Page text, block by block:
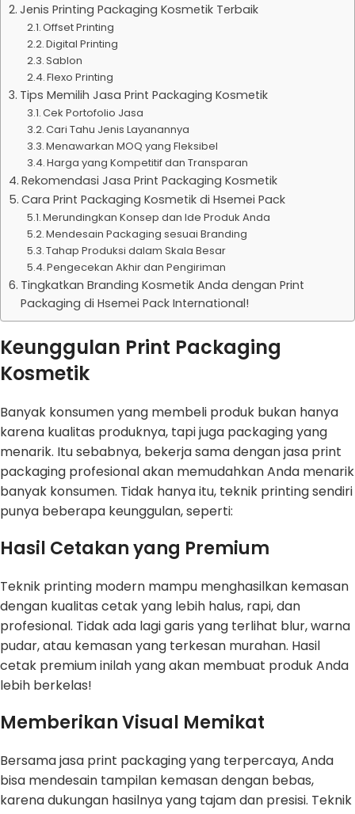
Jenis Printing Packaging Kosmetik Terbaik
Offset Printing
Digital Printing
Sablon
Flexo Printing
Tips Memilih Jasa Print Packaging Kosmetik
Cek Portofolio Jasa
Cari Tahu Jenis Layanannya
Menawarkan MOQ yang Fleksibel
Harga yang Kompetitif dan Transparan
Rekomendasi Jasa Print Packaging Kosmetik
Cara Print Packaging Kosmetik di Hsemei Pack
Merundingkan Konsep dan Ide Produk Anda
Mendesain Packaging sesuai Branding
Tahap Produksi dalam Skala Besar
Pengecekan Akhir dan Pengiriman
Tingkatkan Branding Kosmetik Anda dengan Print
Packaging di Hsemei Pack International!
Keunggulan Print Packaging
Kosmetik
Banyak konsumen yang membeli produk bukan hanya
karena kualitas produknya, tapi juga packaging yang
menarik. Itu sebabnya, bekerja sama dengan jasa print
packaging profesional akan memudahkan Anda menarik
banyak konsumen. Tidak hanya itu, teknik printing sendiri
punya beberapa keunggulan, seperti:
Hasil Cetakan yang Premium
Teknik printing modern mampu menghasilkan kemasan
dengan kualitas cetak yang lebih halus, rapi, dan
profesional. Tidak ada lagi garis yang terlihat blur, warna
pudar, atau kemasan yang terkesan murahan. Hasil
cetak premium inilah yang akan membuat produk Anda
lebih berkelas!
Memberikan Visual Memikat
Bersama jasa print packaging yang terpercaya, Anda
bisa mendesain tampilan kemasan dengan bebas,
karena dukungan hasilnya yang tajam dan presisi. Teknik